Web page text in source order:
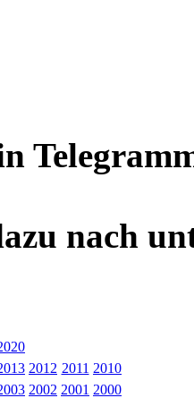
nach
2012 2011 2010
2002 2001 2000